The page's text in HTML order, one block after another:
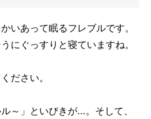
いあって眠るフレブルです。
にぐっすりと寝ていますね。
ださい。
～」といびきが…。そして、